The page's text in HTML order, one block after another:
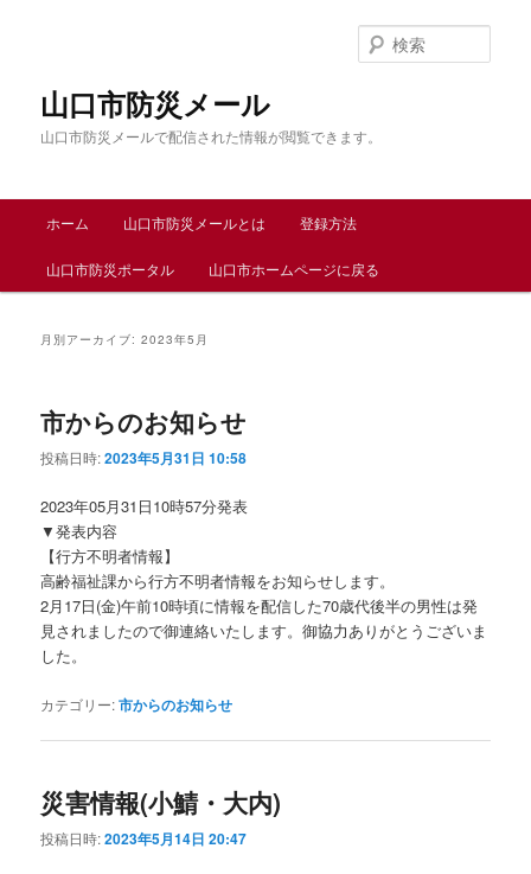
山口市防災メール
山口市防災メールで配信された情報が閲覧できます。
索
メ
ホーム 山口市防災メールとは 登録方法
山口市防災ポータル 山口市ホームページに戻る
月別アーカイブ:2023年5月
市からのお知らせ
投稿日時:2023年5月31日 10:58
2023年05月31日10時57分発表
▼発表内容
【行方不明者情報】
高齢福祉課から行方不明者情報をお知らせします。
2月17日(金)午前10時頃に情報を配信した70歳代後半の男性は発
見されましたので御連絡いたします。御協力ありがとうございま
した。
カテゴリー:市からのお知らせ
災害情報(小鯖・大内)
投稿日時:2023年5月14日 20:47